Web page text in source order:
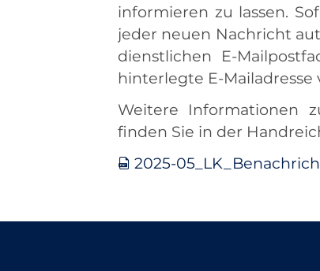
informieren zu lassen.
jeder neuen Nachricht
dienstlichen E-
hinterlegte E-Mailadresse
Weitere Informationen
finden Sie in der
2025-